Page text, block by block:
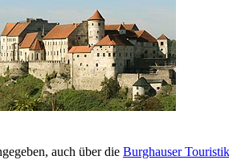
auch über die Burghauser